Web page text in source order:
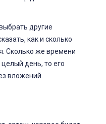
другие
как и сколько
Сколько же времени
день, то его
вложений.